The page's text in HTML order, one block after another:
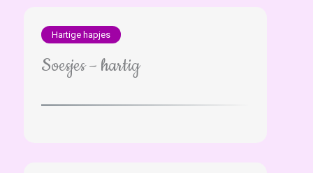
Hartige hapjes
Soesjes – hartig